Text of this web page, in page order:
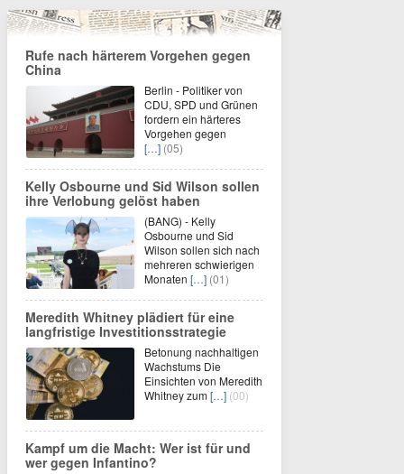
Rufe nach härterem Vorgehen gegen
China
Berlin - Politiker von
CDU, SPD und Grünen
fordern ein härteres
Vorgehen gegen
[…] (05)
Kelly Osbourne und Sid Wilson sollen
ihre Verlobung gelöst haben
(BANG) - Kelly
Osbourne und Sid
Wilson sollen sich nach
mehreren schwierigen
Monaten […] (01)
Meredith Whitney plädiert für eine
langfristige Investitionsstrategie
Betonung nachhaltigen
Wachstums Die
Einsichten von Meredith
Whitney zum[…] (00)
Kampf um die Macht: Wer ist für und
wer gegen Infantino?